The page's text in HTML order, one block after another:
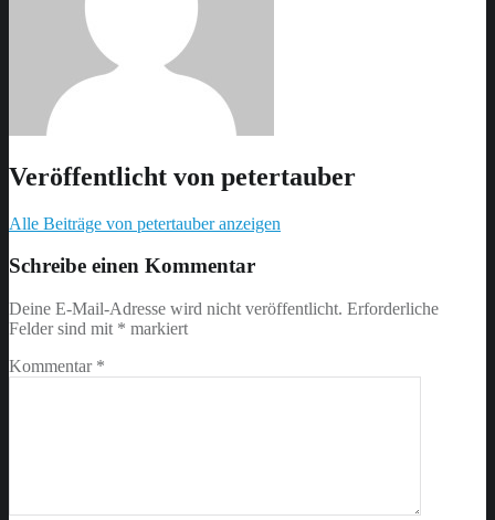
Veröffentlicht von petertauber
Alle Beiträge von petertauber anzeigen
back
main
navigation
Schreibe einen Kommentar
Deine E-Mail-Adresse wird nicht veröffentlicht. Erforderliche
Felder sind mit * markiert
Kommentar *